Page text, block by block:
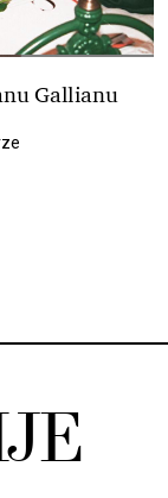
Gallianu